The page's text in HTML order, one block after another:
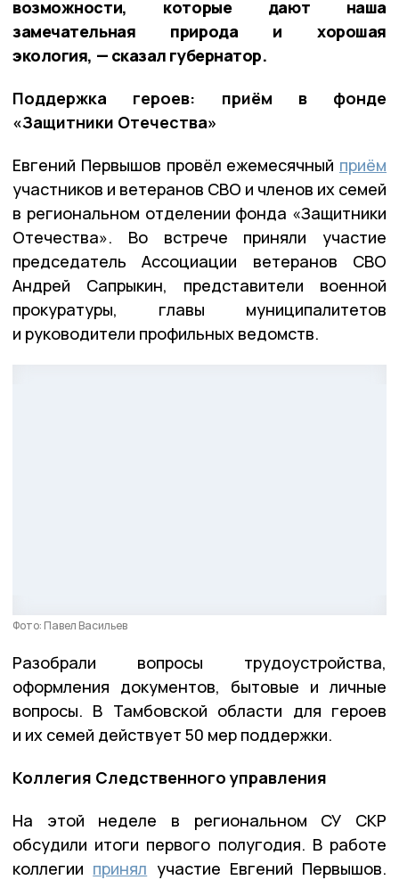
возможности, которые дают наша
замечательная природа и хорошая
экология, — сказал губернатор.
Поддержка героев: приём в фонде
«Защитники Отечества»
Евгений Первышов провёл ежемесячный приём
участников и ветеранов СВО и членов их семей
в региональном отделении фонда «Защитники
Отечества». Во встрече приняли участие
председатель Ассоциации ветеранов СВО
Андрей Сапрыкин, представители военной
прокуратуры, главы муниципалитетов
и руководители профильных ведомств.
Фото: Павел Васильев
Разобрали вопросы трудоустройства,
оформления документов, бытовые и личные
вопросы. В Тамбовской области для героев
и их семей действует 50 мер поддержки.
Коллегия Следственного управления
На этой неделе в региональном СУ СКР
обсудили итоги первого полугодия. В работе
коллегии принял участие Евгений Первышов.